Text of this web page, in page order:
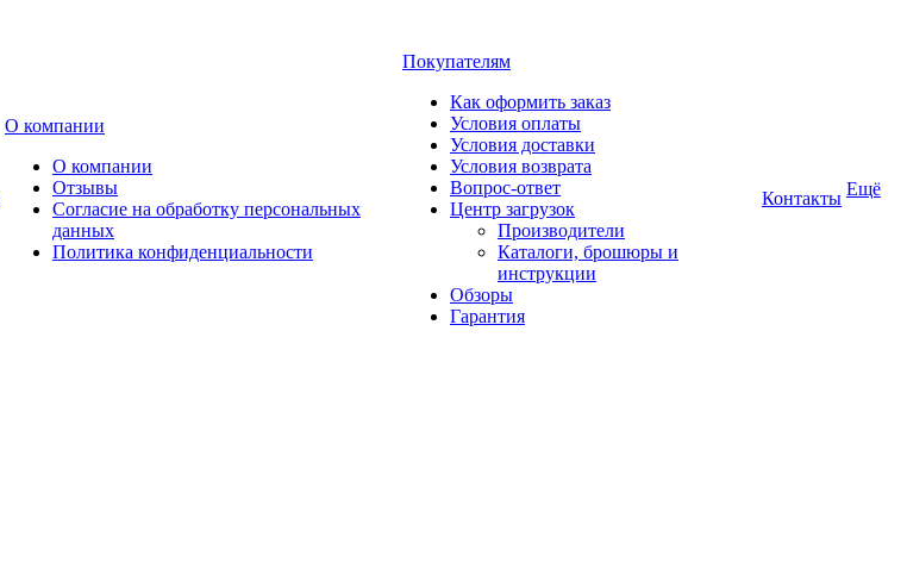
О компании
О компании
Отзывы
Согласие на обработку персональных
данных
Политика конфиденциальности
Покупателям
Как оформить заказ
Условия оплаты
Условия доставки
Условия возврата
Вопрос-ответ
Центр загрузок
Производители
Каталоги, брошюры и
инструкции
Обзоры
Гарантия
Контакты Ещё